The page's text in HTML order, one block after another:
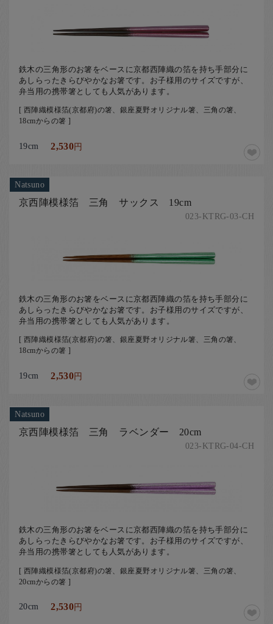
鉄木の三角形のお箸をベースに京都西陣織の箔を持ち手部分に
あしらったきらびやかなお箸です。お子様用のサイズですが、
弁当用の携帯箸としても人気があります。
[ 西陣織模様箔(京都府)の箸、銀座夏野オリジナル箸、三角の箸、
18cmからの箸 ]
19cm 2,530円
Natsuno
京西陣模様箔 三角 サックス 19cm
023-KTRG-03-CH
鉄木の三角形のお箸をベースに京都西陣織の箔を持ち手部分に
あしらったきらびやかなお箸です。お子様用のサイズですが、
弁当用の携帯箸としても人気があります。
[ 西陣織模様箔(京都府)の箸、銀座夏野オリジナル箸、三角の箸、
18cmからの箸 ]
19cm 2,530円
Natsuno
京西陣模様箔 三角 ラベンダー 20cm
023-KTRG-04-CH
鉄木の三角形のお箸をベースに京都西陣織の箔を持ち手部分に
あしらったきらびやかなお箸です。お子様用のサイズですが、
弁当用の携帯箸としても人気があります。
[ 西陣織模様箔(京都府)の箸、銀座夏野オリジナル箸、三角の箸、
20cmからの箸 ]
20cm 2,530円